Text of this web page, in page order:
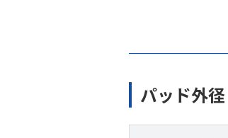
パッド外径